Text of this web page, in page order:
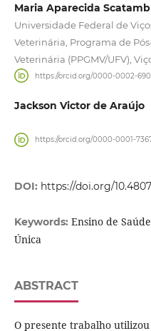
Maria Aparecida
Universidade Federal de
Veterinária, Programa de
Veterinária (PPGMV/UFV),
https://orcid.org/0000-0002-
Jackson Victor de Araújo
https://orcid.org/0000-0001-
DOI: https://doi.org/
Keywords: Ensino de
Única
ABSTRACT
O presente trabalho